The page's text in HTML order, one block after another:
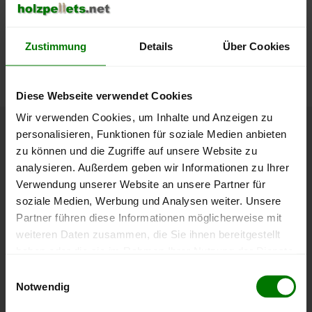
Zustimmung Details Über Cookies
Diese Webseite verwendet Cookies
Wir verwenden Cookies, um Inhalte und Anzeigen zu
personalisieren, Funktionen für soziale Medien anbieten
zu können und die Zugriffe auf unsere Website zu
analysieren. Außerdem geben wir Informationen zu Ihrer
Verwendung unserer Website an unsere Partner für
soziale Medien, Werbung und Analysen weiter. Unsere
Partner führen diese Informationen möglicherweise mit
weiteren Daten zusammen, die Sie ihnen bereitgestellt
Notwendig
Die aktuelle Preisentwicklung für Holzpellets in Österreich
können Sie jederzeit auf unserer
Pelletspreise-Seite
Höchst- und Tiefststände der
Pelletspreise in Rohrbach bei
Mattersburg
Die Tabelle zeigt dieHöchst- und Tiefststände der
Pelletspreise für lose Holzpellets. Das dazugehörige